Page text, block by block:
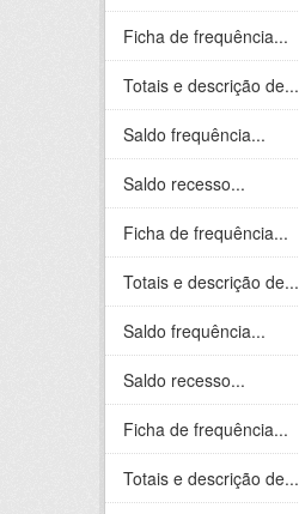
Ficha de frequência...
Totais e descrição de...
Saldo frequência...
Saldo recesso...
Ficha de frequência...
Totais e descrição de...
Saldo frequência...
Saldo recesso...
Ficha de frequência...
Totais e descrição de...